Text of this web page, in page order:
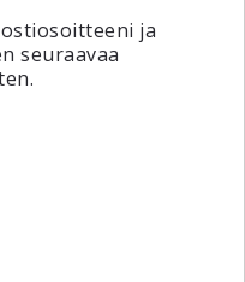
ja
seuraavaa